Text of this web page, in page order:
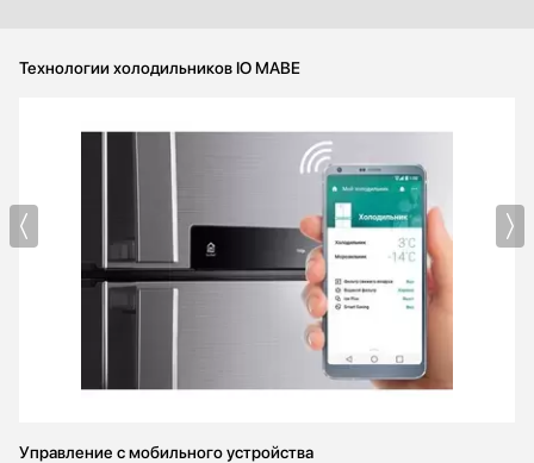
Технологии холодильников IO MABE
Управление с мобильного устройства